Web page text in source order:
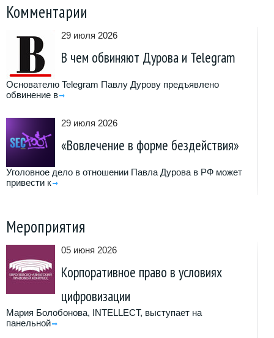
Комментарии
29 июля 2026
В чем обвиняют Дурова и Telegram
Основателю Telegram Павлу Дурову предъявлено
обвинение в
29 июля 2026
«Вовлечение в форме бездействия»
Уголовное дело в отношении Павла Дурова в РФ может
привести к
Мероприятия
05 июня 2026
Корпоративное право в условиях
цифровизации
Мария Болобонова, INTELLECT, выступает на
панельной